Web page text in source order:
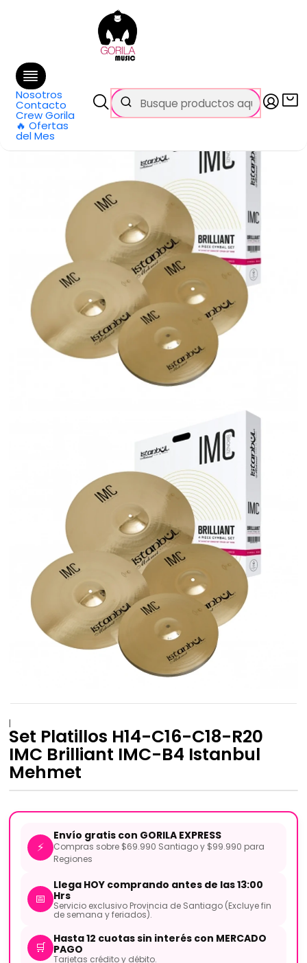
Nosotros
Contacto
Crew Gorila
🔥 Ofertas
del Mes
GRATIS
en Santiago y $99.990 en Regiones
Inicio Todos los productos
Set Platillos H14-C16-C18-R20 IMC Brilliant IMC-B4 Istanbul
|
Set Platillos H14-C16-C18-R20
IMC Brilliant IMC-B4 Istanbul
Mehmet
⚡
Envío gratis con GORILA EXPRESS
Compras sobre $69.990 Santiago y $99.990 para
Regiones
📅
Llega HOY comprando antes de las 13:00
Hrs
Servicio exclusivo Provincia de Santiago (Excluye fin
de semana y feriados).
🛒
Hasta 12 cuotas sin interés con MERCADO
PAGO
Tarjetas crédito y débito.